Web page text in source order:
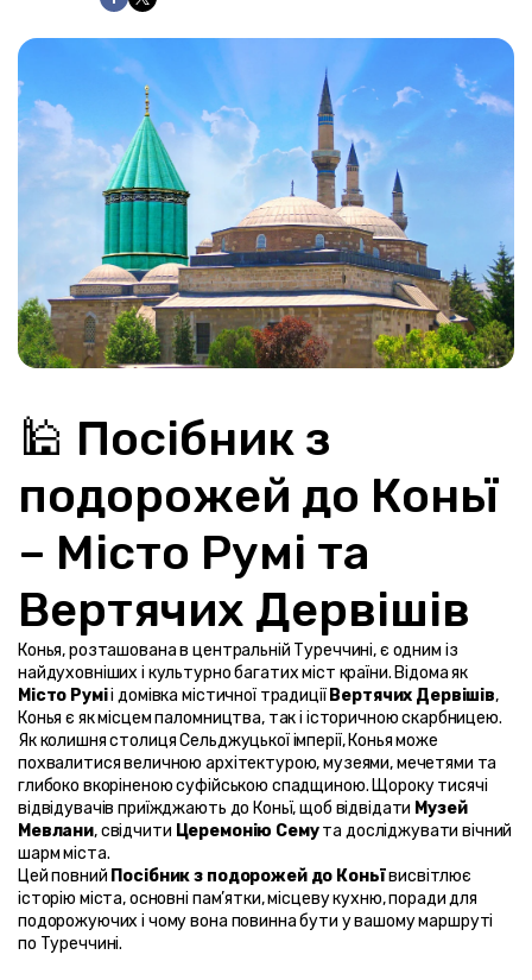
🕌 Посібник з
подорожей до Коньї
– Місто Румі та
Вертячих Дервішів
Конья, розташована в центральній Туреччині, є одним із
Місто Румі і домівка містичної традиції Вертячих Дервішів,
Конья є як місцем паломництва, так і історичною скарбницею.
Як колишня столиця Сельджуцької імперії, Конья може
похвалитися величною архітектурою, музеями, мечетями та
глибоко вкоріненою суфійською спадщиною. Щороку тисячі
відвідувачів приїжджають до Коньї, щоб відвідати Музей
Мевлани, свідчити Церемонію Сему та досліджувати вічний
шарм міста.
Цей повний Посібник з подорожей до Коньї висвітлює
історію міста, основні пам’ятки, місцеву кухню, поради для
подорожуючих і чому вона повинна бути у вашому маршруті
по Туреччині.